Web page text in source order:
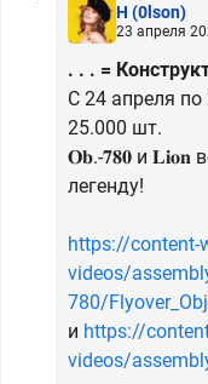
H (0lson)
23 апреля
. . . =
С 24 апреля по
25.000 шт.
𝐎𝐛.-𝟕𝟖𝟎 и 𝐋𝐢𝐨𝐧
легенду!
https://content-
videos/
780/
и https://
videos/